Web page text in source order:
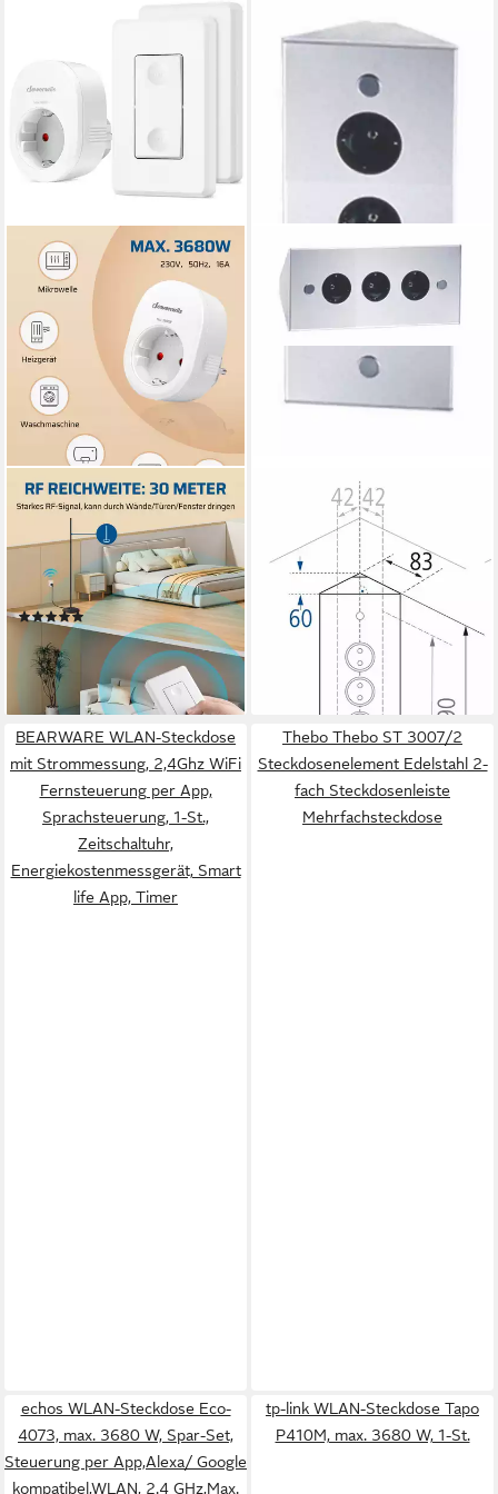
DEWENWILS
Funksteckdose mit
Fernbedienung, max. 3680 W,
2-St., 1 Steckdose + 2
Fernbedieungen, 30M
Reichweite
ab 12,99 € UVP28,99 €
-55%
lieferbar - in 3-4 Werktagen bei dir
THEBO Eck-Steckdosenelemt
3-fach, Edelstahl
Mehrfachsteckdose
61,99 € UVP85,30 €
-27%
lieferbar - in 3-4 Werktagen bei dir
BEARWARE WLAN-Steckdose
mit Strommessung, 2,4Ghz WiFi
Fernsteuerung per App,
Sprachsteuerung, 1-St.,
Zeitschaltuhr,
Energiekostenmessgerät, Smart
life App, Timer
Thebo Thebo ST 3007/2
Steckdosenelement Edelstahl 2-
fach Steckdosenleiste
Mehrfachsteckdose
echos WLAN-Steckdose Eco-
4073, max. 3680 W, Spar-Set,
Steuerung per App,Alexa/ Google
kompatibel,WLAN, 2.4 GHz,Max.
tp-link WLAN-Steckdose Tapo
P410M, max. 3680 W, 1-St.